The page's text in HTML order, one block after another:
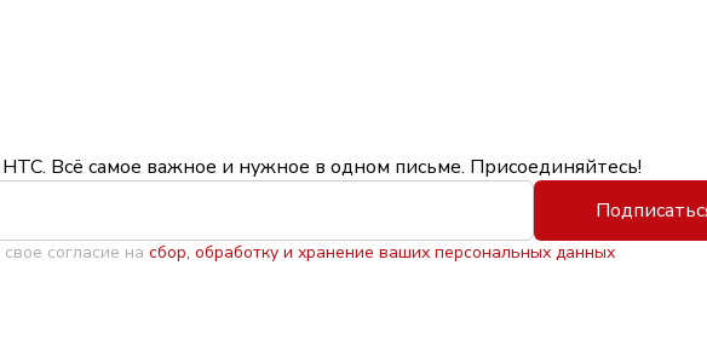
Всё самое важное и нужное в одном письме. Присоединяйтесь!
согласие на сбор, обработку и хранение ваших персональных данных